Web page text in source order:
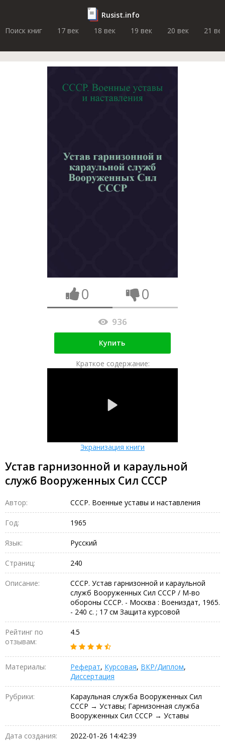
Rusist.info
Поиск книг
17 век 18 век 19 век 20 век 21 век
0 0
936
Купить
Краткое содержание:
Экранизация книги
Устав гарнизонной и караульной
служб Вооруженных Сил СССР
Автор: СССР. Военные уставы и наставления
Год: 1965
Язык: Русский
Страниц: 240
Описание:
СССР. Устав гарнизонной и караульной
служб Вооруженных Сил СССР / М-во
обороны СССР. - Москва : Воениздат, 1965.
- 240 с. ; 17 см Защита курсовой
Рейтинг по
отзывам:
4.5
Материалы: Реферат, Курсовая, ВКР/Диплом,
Диссертация
Рубрики:
Караульная служба Вооруженных Сил
СССР → Уставы; Гарнизонная служба
Вооруженных Сил СССР → Уставы
Дата создания: 2022-01-26 14:42:39